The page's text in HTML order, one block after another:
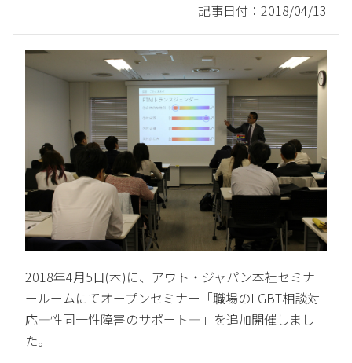
記事日付：2018/04/13
2018年4月5日(木)に、アウト・ジャパン本社セミナ
ールームにてオープンセミナー「職場のLGBT相談対
応―性同一性障害のサポート―」を追加開催しまし
た。